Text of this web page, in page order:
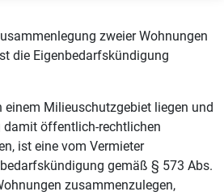
zweier Wohnungen
die Eigenbedarfskündigung
einem Milieuschutzgebiet liegen und
damit öffentlich-rechtlichen
ist eine vom Vermieter
gemäß § 573 Abs.
zusammenzulegen,